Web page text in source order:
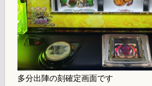
多分出陣の刻確定画面です